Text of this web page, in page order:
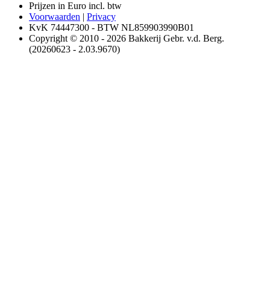
Prijzen in Euro incl. btw
Voorwaarden | Privacy
KvK 74447300 - BTW NL859903990B01
Copyright © 2010 - 2026 Bakkerij Gebr. v.d. Berg.
(20260623 - 2.03.9670)